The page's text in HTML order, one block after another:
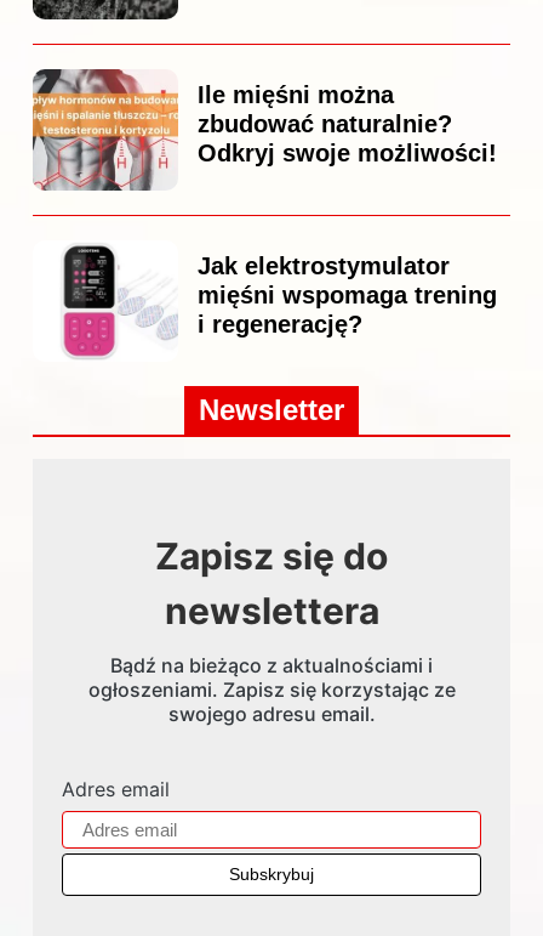
Ile mięśni można
zbudować naturalnie?
Odkryj swoje możliwości!
Jak elektrostymulator
mięśni wspomaga trening
i regenerację?
Newsletter
Zapisz się do
newslettera
Bądź na bieżąco z aktualnościami i
ogłoszeniami. Zapisz się korzystając ze
swojego adresu email.
Adres email